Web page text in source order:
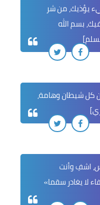
يؤذيك، من شر
بسم الله
كل شيطان وهامة،
اشفِ وأنت
لا يغادر سقما»